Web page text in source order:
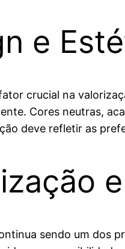
e
crucial na
Cores neutras,
deve refletir as
sendo um dos